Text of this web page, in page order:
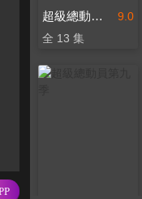
9.0
超級總動員 第二季
全 13 集